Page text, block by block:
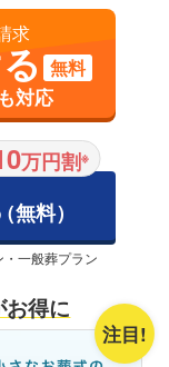
求
無料
対応
万円割※
無料）
一般葬プラン
得に
注目!